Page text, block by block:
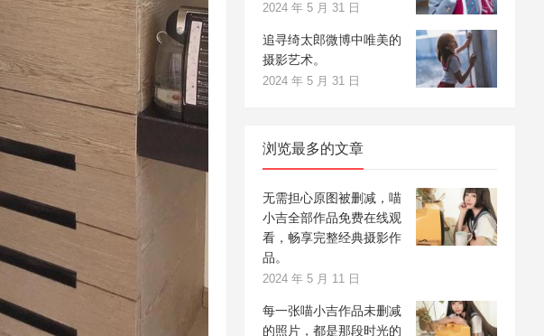
2024 年 5 月 31 日
追寻绮太郎微博中唯美的
摄影艺术。
2024 年 5 月 31 日
浏览最多的文章
无需担心原图被删减，喵
小吉全部作品免费在线观
看，畅享完整经典摄影作
品。
2024 年 5 月 11 日
每一张喵小吉作品未删减
的照片，都是那段时光的